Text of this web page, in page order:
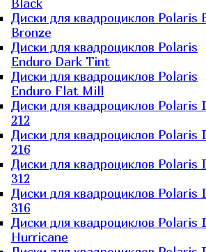
Black
Диски для квадроциклов Polaris
Bronze
Диски для квадроциклов Polaris
Enduro Dark Tint
Диски для квадроциклов Polaris
Enduro Flat Mill
Диски для квадроциклов Polaris
212
Диски для квадроциклов Polaris
216
Диски для квадроциклов Polaris
312
Диски для квадроциклов Polaris
316
Диски для квадроциклов Polaris
Hurricane